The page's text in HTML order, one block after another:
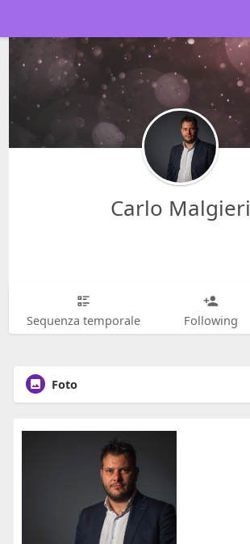
Carlo Malgieri
Sequenza temporale Following
Foto